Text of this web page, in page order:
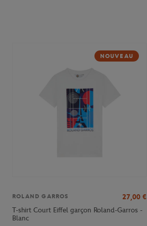
NOUVEAU
ROLAND GARROS 27,00 €
T-shirt Court Eiffel garçon Roland-Garros -
Blanc